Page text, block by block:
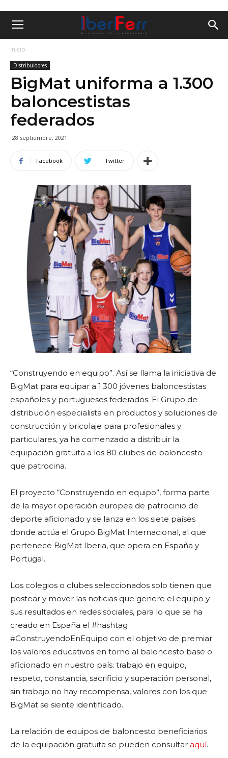
Inicio
Distribuidores
BigMat uniforma a 1.300
baloncestistas
federados
28 septiembre, 2021
Facebook Twitter
“Construyendo en equipo”. Así se llama la iniciativa de
BigMat para equipar a 1.300 jóvenes baloncestistas
españoles y portugueses federados. El Grupo de
distribución especialista en productos y soluciones de
construcción y bricolaje para profesionales y
particulares, ya ha comenzado a distribuir la
equipación gratuita a los 80 clubes de baloncesto
que patrocina.
El proyecto “Construyendo en equipo”, forma parte
de la mayor operación europea de patrocinio de
deporte aficionado y se lanza en los siete países
donde actúa el Grupo BigMat Internacional, al que
pertenece BigMat Iberia, que opera en España y
Portugal.
Los colegios o clubes seleccionados solo tienen que
postear y mover las noticias que genere el equipo y
sus resultados en redes sociales, para lo que se ha
creado en España el #hashtag
#ConstruyendoEnEquipo con el objetivo de premiar
los valores educativos en torno al baloncesto base o
aficionado en nuestro país: trabajo en equipo,
respeto, constancia, sacrificio y superación personal,
sin trabajo no hay recompensa, valores con los que
BigMat se siente identificado.
La relación de equipos de baloncesto beneficiarios
de la equipación gratuita se pueden consultar aquí.